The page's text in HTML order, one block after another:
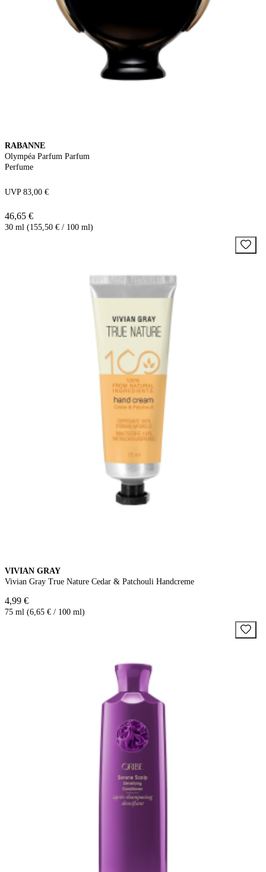
RABANNE
Olympéa Parfum Parfum
Perfume
UVP 83,00 €
46,65 €
30 ml (155,50 € / 100 ml)
VIVIAN GRAY
Vivian Gray True Nature Cedar & Patchouli Handcreme
4,99 €
75 ml (6,65 € / 100 ml)